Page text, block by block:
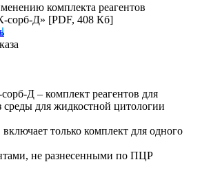
комплекта реагентов
сорб-Д» [PDF, 408 Кб]
Д – комплект реагентов для
для жидкостной цитологии